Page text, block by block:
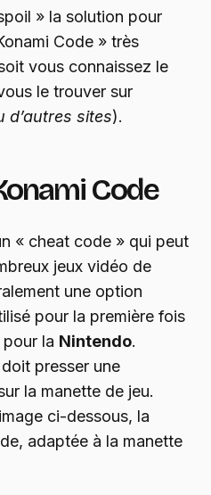
» la solution pour
Code » très
vous connaissez le
le trouver sur
d’autres sites).
Code
« cheat code » qui peut
jeux vidéo de
une option
pour la première fois
pour la Nintendo.
presser une
la manette de jeu.
ci-dessous, la
adaptée à la manette